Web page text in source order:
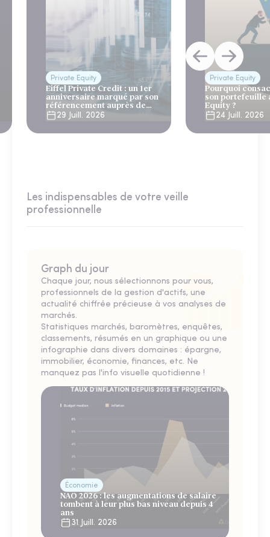
Private Equity
Eiffel Private Credit : un 1er
anniversaire marqué par son
référencement auprès de
Generali et AG2R la Mondiale
29 Juill. 2026
Private Equity
Pourquoi
son portefeuille
Equity ?
24 Juill. 2026
Les indispensables de votre veille
professionnelle
Graph du jour
Chaque jour, nous sélectionnons pour vous,
professionnels de la gestion d'actifs, une
actualité chiffrée précieuse à vos analyses de
marchés.
Statistiques marchés, baromètres, enquêtes,
classements, résumés en un graphique ou une
infographie dans divers domaines : épargne,
immobilier, économie, finances, etc. Ne
manquez pas l'info visuelle quotidienne !
Économie
NAO 2026 : les augmentations de salaire
tombent à leur plus bas niveau depuis 4
ans
31 Juill. 2026